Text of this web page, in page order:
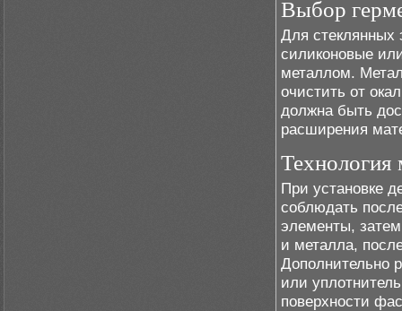
Выбор
Для стеклянных
силиконовые
металлом.
очистить от
должна быть
расширения
Технология
При установке
соблюдать
элементы, затем
и металла,
Дополнительно
или
поверхности